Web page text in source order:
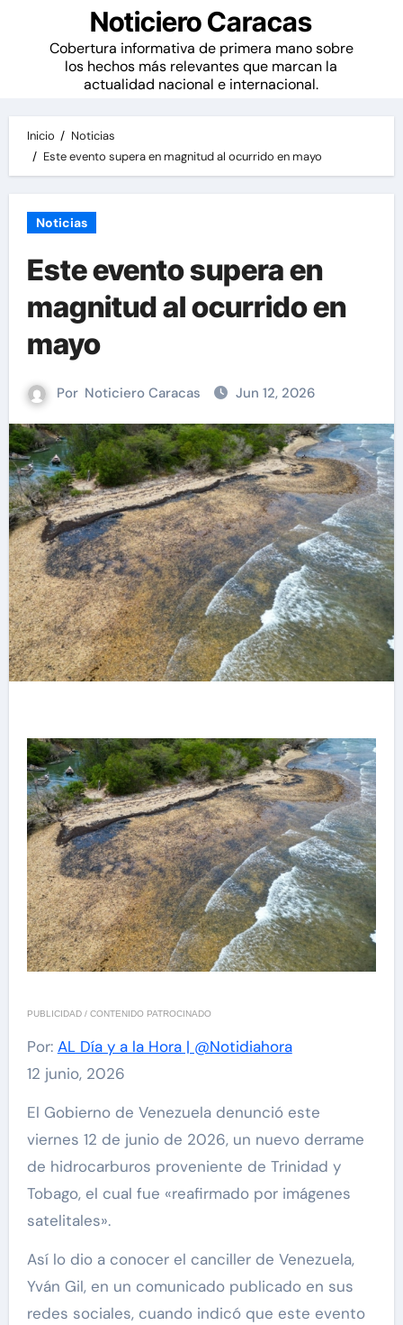
Noticiero Caracas
Cobertura informativa de primera mano sobre
los hechos más relevantes que marcan la
actualidad nacional e internacional.
Inicio
Noticias
Este evento supera en magnitud al ocurrido en mayo
Noticias
Este evento supera en
magnitud al ocurrido en
mayo
Por Noticiero Caracas Jun 12, 2026
PUBLICIDAD / CONTENIDO PATROCINADO
Por: AL Día y a la Hora | @Notidiahora
12 junio, 2026
El Gobierno de Venezuela denunció este
viernes 12 de junio de 2026, un nuevo derrame
de hidrocarburos proveniente de Trinidad y
Tobago, el cual fue «reafirmado por imágenes
satelitales».
Así lo dio a conocer el canciller de Venezuela,
Yván Gil, en un comunicado publicado en sus
redes sociales, cuando indicó que este evento